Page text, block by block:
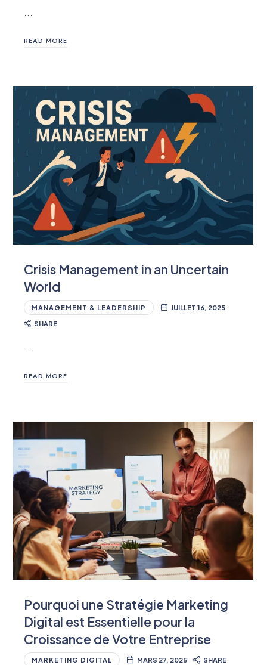
…
READ MORE
Crisis Management in an Uncertain
World
MANAGEMENT & LEADERSHIP JUILLET 16, 2025
SHARE
…
READ MORE
Pourquoi une Stratégie Marketing
Digital est Essentielle pour la
Croissance de Votre Entreprise
MARKETING DIGITAL MARS 27, 2025 SHARE